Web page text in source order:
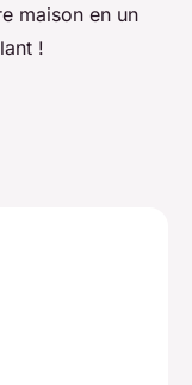
maison en un
!